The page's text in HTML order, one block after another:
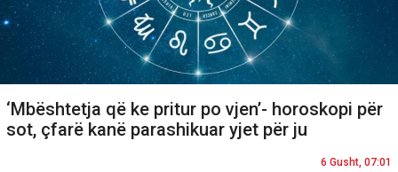
‘Mbështetja që ke pritur po vjen’- horoskopi për
sot, çfarë kanë parashikuar yjet për ju
6 Gusht, 07:01